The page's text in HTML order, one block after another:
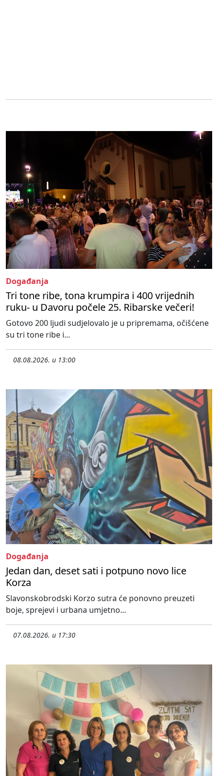
Događanja
Tri tone ribe, tona krumpira i 400 vrijednih
ruku- u Davoru počele 25. Ribarske večeri!
Gotovo 200 ljudi sudjelovalo je u pripremama, očišćene
su tri tone ribe i...
08.08.2026. u 13:00
Događanja
Jedan dan, deset sati i potpuno novo lice
Korza
Slavonskobrodski Korzo sutra će ponovno preuzeti
boje, sprejevi i urbana umjetno...
07.08.2026. u 17:30